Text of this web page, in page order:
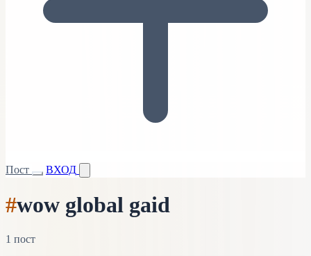
Пост ВХОД
#wow global gaid
1 пост